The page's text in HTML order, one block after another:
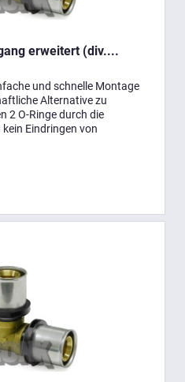
erweitert (div....
und schnelle Montage
Alternative zu
2 O-Ringe durch die
Eindringen von